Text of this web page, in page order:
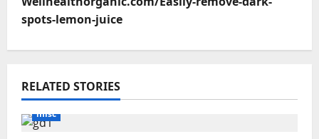
t
n
a
v
spots-lemon-juice
RELATED STORIES
misc